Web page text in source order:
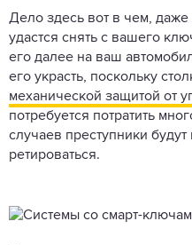
Дело здесь вот в чем,
удастся снять с вашего
его далее на ваш
его украсть, поскольку
механической защитой от
потребуется потратить
случаев преступники
ретироваться.